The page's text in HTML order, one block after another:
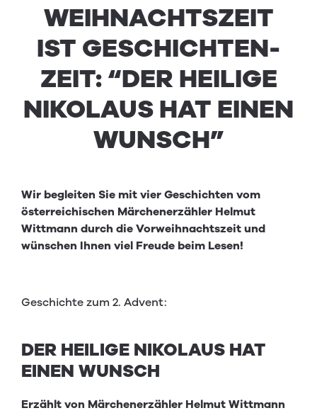
WEI­H­NACHT­SZEIT
IST GESCHICHTEN­
ZEIT:“DER HEILIGE
NIKO­LAUS HAT EINEN
WUN­SCH”
Wir begleiten Sie mit vier Geschichten vom
österreichischen Märchenerzähler Helmut
Wittmann durch die Vorweihnachtszeit und
wünschen Ihnen viel Freude beim Lesen!
Geschichte zum 2. Advent:
DER HEILIGE NIKOLAUS HAT
EINEN WUNSCH
Erzählt von Märchenerzähler Helmut Wittmann